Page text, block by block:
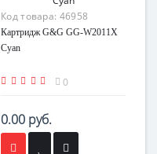
Код товара: 46958
Картридж G&G GG-W2011X
Cyan
0
0.00 руб.